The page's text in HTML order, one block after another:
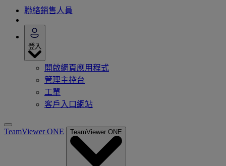
聯絡銷售人員
登入
開啟網頁應用程式
管理主控台
工單
客戶入口網站
TeamViewer ONE TeamViewer ONE